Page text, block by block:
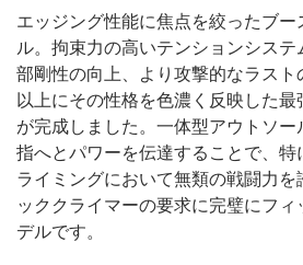
エッジング性能に焦点を絞ったブ
ル。拘束力の高いテンションシス
部剛性の向上、より攻撃的なラス
以上にその性格を色濃く反映した
が完成しました。一体型アウトソ
指へとパワーを伝達することで、特
ライミングにおいて無類の戦闘力
ッククライマーの要求に完璧にフ
デルです。